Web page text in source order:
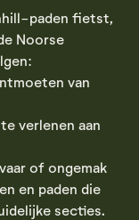
paden fietst,
Noorse
van
verlenen aan
of ongemak
en paden die
secties.